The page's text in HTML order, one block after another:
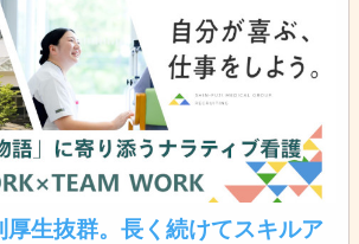
厚生抜群。長く続けてスキルア